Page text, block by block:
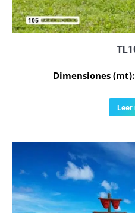
Dimensiones (mt):
Leer